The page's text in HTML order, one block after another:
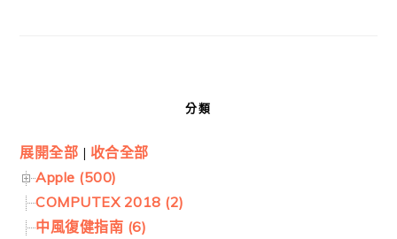
分類
展開全部 | 收合全部
Apple (500)
COMPUTEX 2018 (2)
中風復健指南 (6)